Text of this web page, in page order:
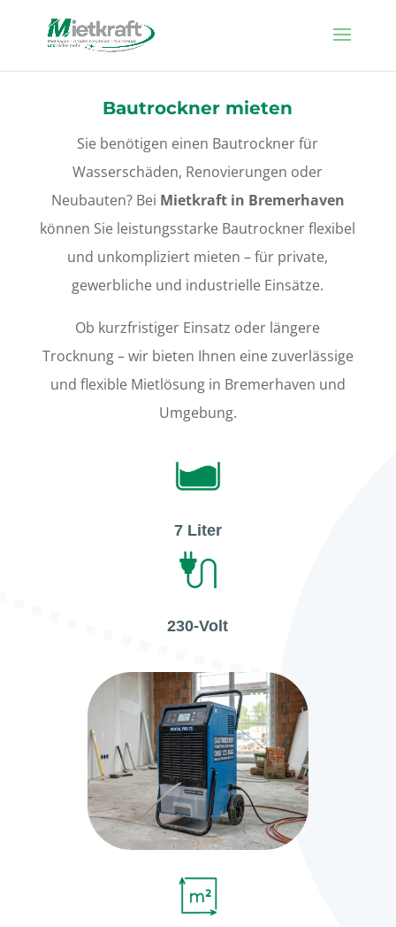
Bautrockner mieten
Sie benötigen einen Bautrockner für
Wasserschäden, Renovierungen oder
Neubauten? Bei Mietkraft in Bremerhaven
können Sie leistungsstarke Bautrockner flexibel
und unkompliziert mieten – für private,
gewerbliche und industrielle Einsätze.
Ob kurzfristiger Einsatz oder längere
Trocknung – wir bieten Ihnen eine zuverlässige
und flexible Mietlösung in Bremerhaven und
Umgebung.
7 Liter
230-Volt